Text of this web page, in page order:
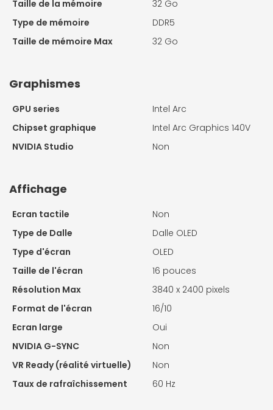
Taille de la mémoire
32 Go
Type de mémoire
DDR5
Taille de mémoire Max
32 Go
Graphismes
GPU series
Intel Arc
Chipset graphique
Intel Arc Graphics 140V
NVIDIA Studio
Non
Affichage
Ecran tactile
Non
Type de Dalle
Dalle OLED
Type d'écran
OLED
Taille de l'écran
16 pouces
Résolution Max
3840 x 2400 pixels
Format de l'écran
16/10
Ecran large
Oui
NVIDIA G-SYNC
Non
VR Ready (réalité virtuelle)
Non
Taux de rafraîchissement
60 Hz